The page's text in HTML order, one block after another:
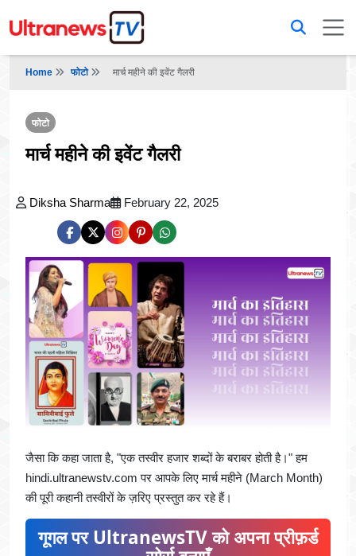
Home फोटो मार्च महीने की इवेंट गैलरी
फोटो
मार्च महीने की इवेंट गैलरी
Diksha Sharma February 22, 2025
जैसा कि कहा जाता है, "एक तस्वीर हजार शब्दों के बराबर होती है।" हम
hindi.ultranewstv.com पर आपके लिए मार्च महीने (March Month)
की पूरी कहानी तस्वीरों के ज़रिए प्रस्तुत कर रहे हैं।
गूगल पर UltranewsTV को अपना प्रीफ़र्ड